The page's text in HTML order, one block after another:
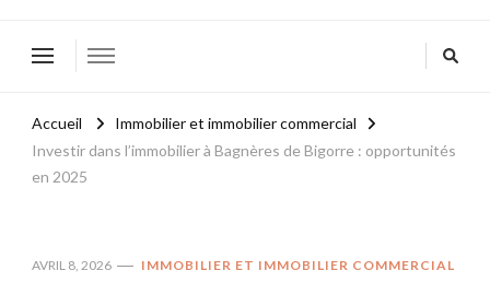
Accueil
Immobilier et immobilier commercial
Investir dans l’immobilier à Bagnères de Bigorre : opportunités
en 2025
AVRIL 8, 2026 IMMOBILIER ET IMMOBILIER COMMERCIAL